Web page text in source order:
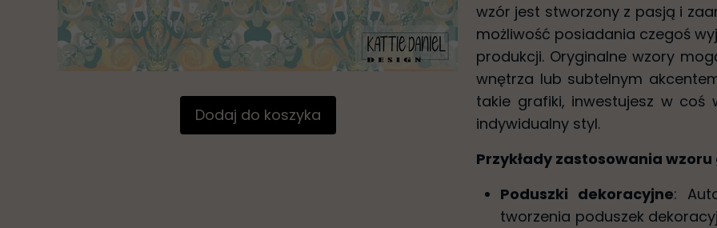
Dodaj do koszyka
wzór jest stworzony z pasją i
możliwość posiadania czegoś
produkcji. Oryginalne wzory
wnętrza lub subtelnym
takie grafiki, inwestujesz w coś
indywidualny styl.
Przykłady zastosowania
Poduszki dekoracyjne:
tworzenia poduszek